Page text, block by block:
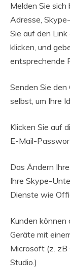
Melden Sie
Adresse,
Sie auf den
klicken, und
entsprechende
Senden Sie den
selbst, um Ihre
Klicken Sie auf
E-Mail-
Das Ändern
Ihre Skype-
Dienste wie
Kunden können
Geräte mit
Microsoft (z. zB
Studio.)